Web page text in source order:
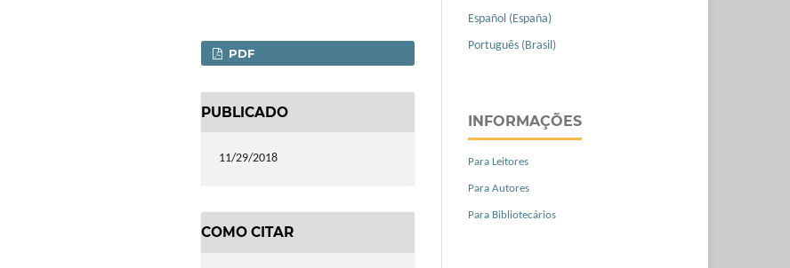
PDF
PUBLICADO
11/29/2018
COMO CITAR
Español (España)
Português (Brasil)
INFORMAÇÕES
Para Leitores
Para Autores
Para Bibliotecários